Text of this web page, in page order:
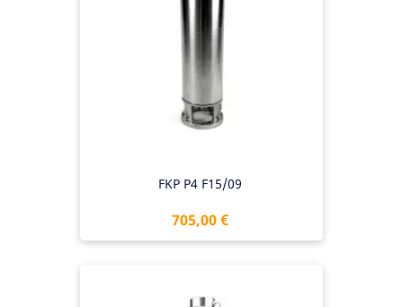
FKP P4 F15/09
Preis
705,00 €